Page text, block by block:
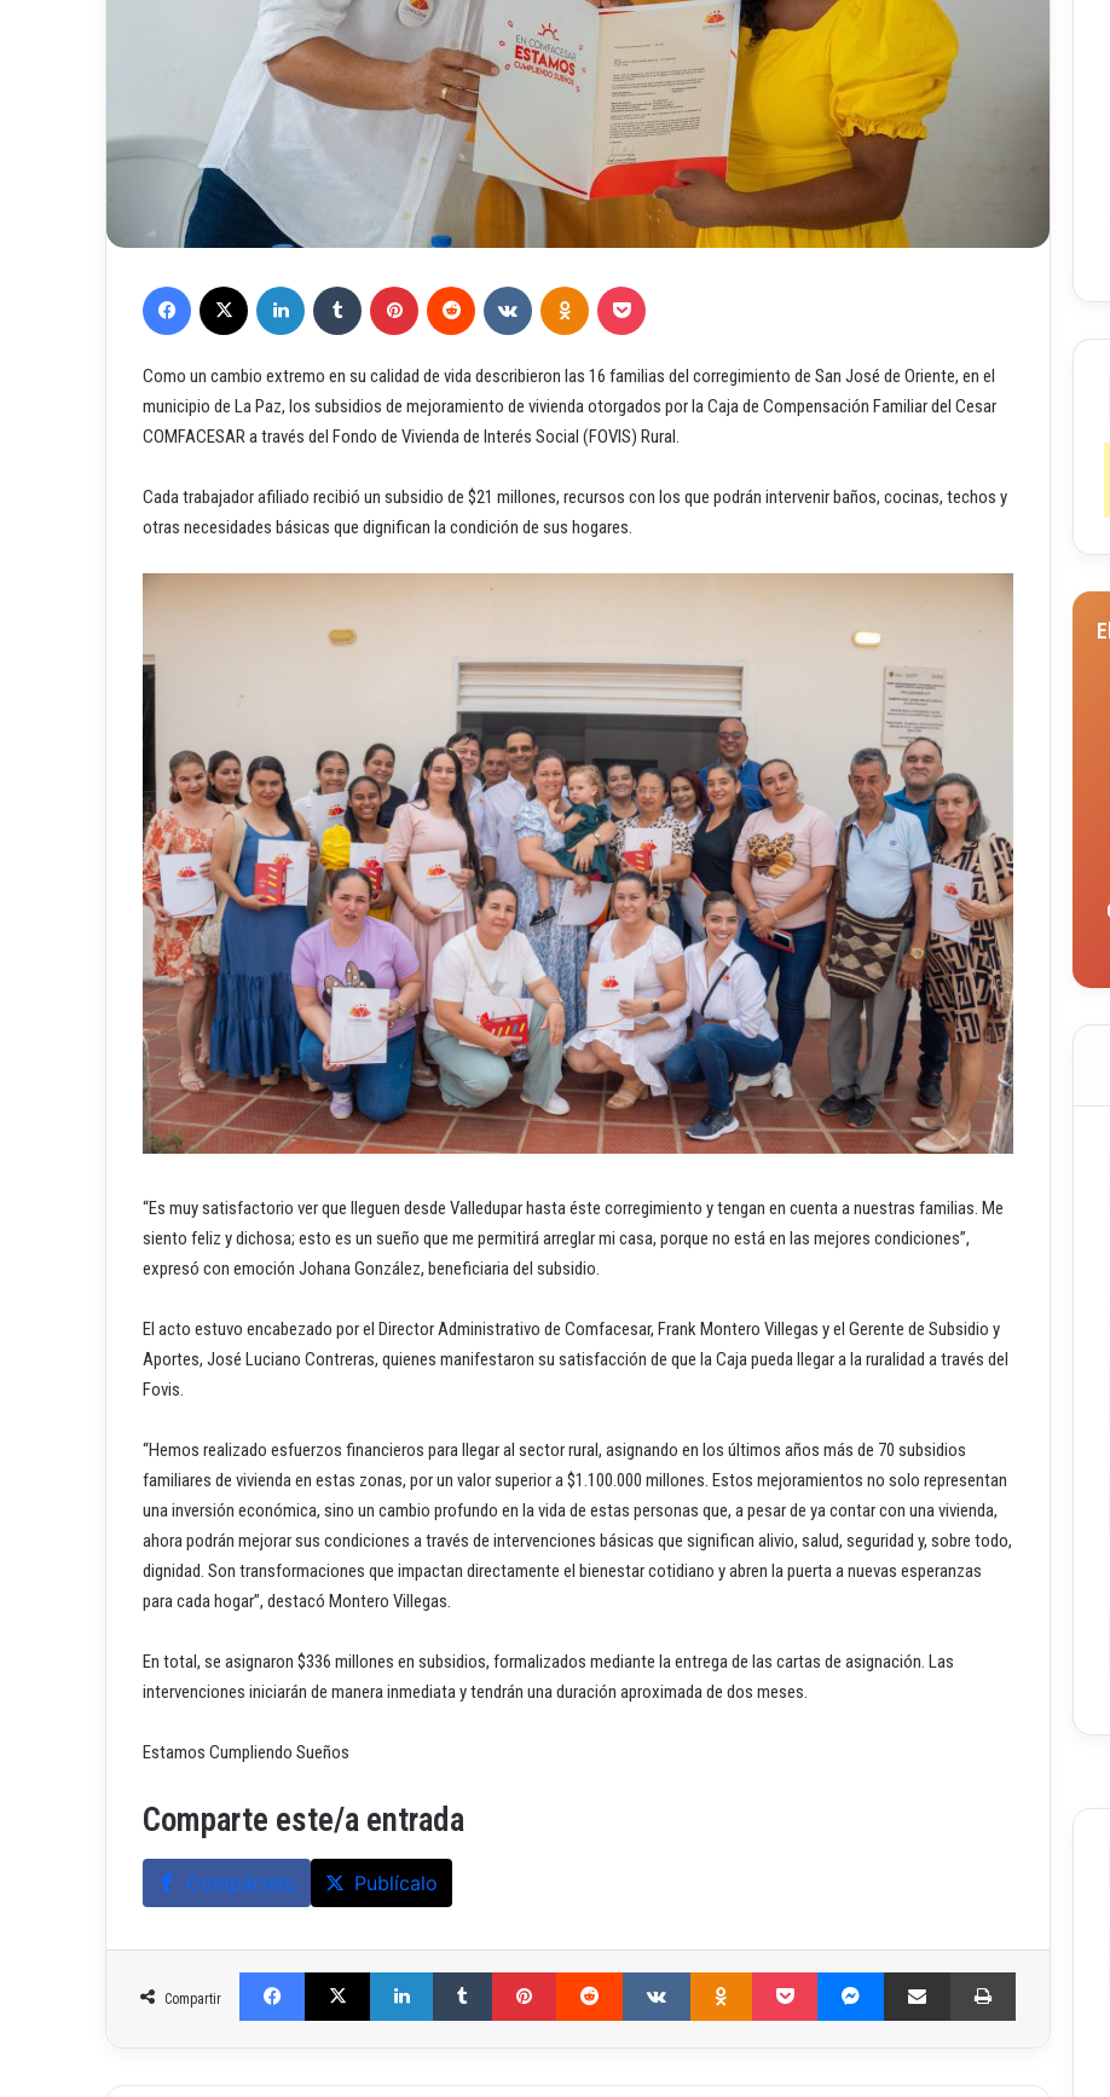
Como un cambio extremo en su calidad de vida describieron las 16 familias del corregimiento de San José de Oriente, en el
municipio de La Paz, los subsidios de mejoramiento de vivienda otorgados por la Caja de Compensación Familiar del Cesar
COMFACESAR a través del Fondo de Vivienda de Interés Social (FOVIS) Rural.
Cada trabajador afiliado recibió un subsidio de $21 millones, recursos con los que podrán intervenir baños, cocinas, techos y
otras necesidades básicas que dignifican la condición de sus hogares.
“Es muy satisfactorio ver que lleguen desde Valledupar hasta éste corregimiento y tengan en cuenta a nuestras familias. Me
siento feliz y dichosa; esto es un sueño que me permitirá arreglar mi casa, porque no está en las mejores condiciones”,
expresó con emoción Johana González, beneficiaria del subsidio.
El acto estuvo encabezado por el Director Administrativo de Comfacesar, Frank Montero Villegas y el Gerente de Subsidio y
Aportes, José Luciano Contreras, quienes manifestaron su satisfacción de que la Caja pueda llegar a la ruralidad a través del
Fovis.
“Hemos realizado esfuerzos financieros para llegar al sector rural, asignando en los últimos años más de 70 subsidios
familiares de vivienda en estas zonas, por un valor superior a $1.100.000 millones. Estos mejoramientos no solo representan
una inversión económica, sino un cambio profundo en la vida de estas personas que, a pesar de ya contar con una vivienda,
ahora podrán mejorar sus condiciones a través de intervenciones básicas que significan alivio, salud, seguridad y, sobre todo,
dignidad. Son transformaciones que impactan directamente el bienestar cotidiano y abren la puerta a nuevas esperanzas
para cada hogar”, destacó Montero Villegas.
En total, se asignaron $336 millones en subsidios, formalizados mediante la entrega de las cartas de asignación. Las
intervenciones iniciarán de manera inmediata y tendrán una duración aproximada de dos meses.
Estamos Cumpliendo Sueños
Comparte este/a entrada
Compártelo Publícalo
Compartir
Facebook X LinkedIn Tumblr Pinterest Reddit VKontakte Odnoklassniki Pocket Messenger Compartir por correo electrónico